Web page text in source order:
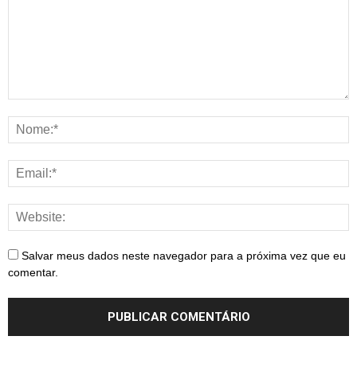
Salvar meus dados neste navegador para a próxima vez que eu
comentar.